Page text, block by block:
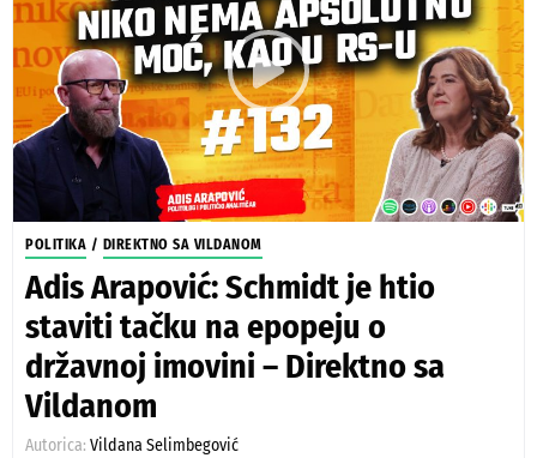
POLITIKA / DIREKTNO SA VILDANOM
Adis Arapović: Schmidt je htio
staviti tačku na epopeju o
državnoj imovini – Direktno sa
Vildanom
Autorica: Vildana Selimbegović